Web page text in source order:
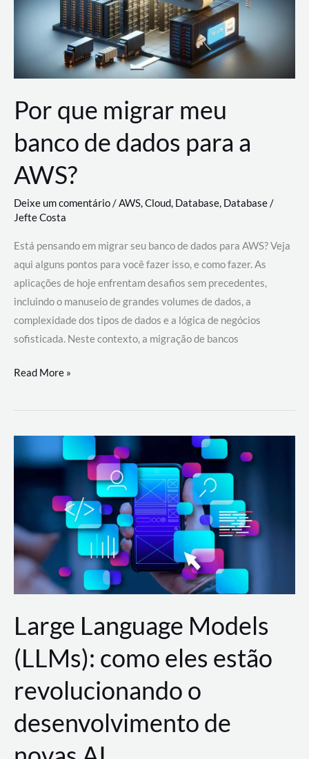
Por que migrar meu
banco de dados para a
AWS?
Deixe um comentário/AWS,Cloud, Database, Database/
Jefte Costa
Está pensando em migrar seu banco de dados para AWS? Veja
aqui alguns pontos para você fazer isso, e como fazer. As
aplicações de hoje enfrentam desafios sem precedentes,
incluindo o manuseio de grandes volumes de dados, a
complexidade dos tipos de dados e a lógica de negócios
sofisticada. Neste contexto, a migração de bancos
Por
migrar
de
a
AWS?
Read More »
Large Language Models
(LLMs): como eles estão
revolucionando o
desenvolvimento de